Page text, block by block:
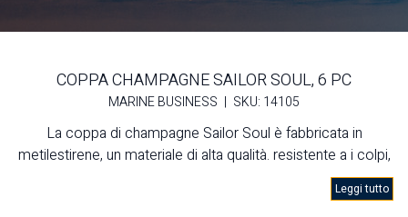
COPPA CHAMPAGNE SAILOR SOUL, 6 PC
MARINE BUSINESS | SKU: 14105
La coppa di champagne Sailor Soul è fabbricata in
metilestirene, un materiale di alta qualità. resistente a i colpi,
Leggi tutto